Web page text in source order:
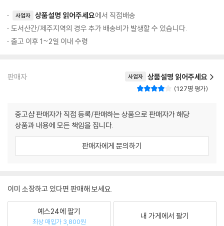
사업자 상품설명 읽어주세요에서 직접배송
도서산간/제주지역의 경우 추가 배송비가 발생할 수 있습니다.
출고 이후 1~2일 이내 수령
판매자 사업자 상품설명 읽어주세요
127명 평가
중고샵 판매자가 직접 등록/판매하는 상품으로 판매자가 해당
상품과 내용에 모든 책임을 집니다.
판매자에게 문의하기
이미 소장하고 있다면 판매해 보세요.
예스24에 팔기
최상 매입가 3,800원
내 가게에서 팔기